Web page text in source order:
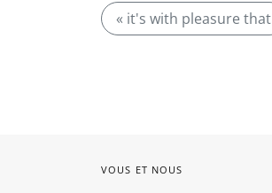
« it's with pleasure that
VOUS ET NOUS